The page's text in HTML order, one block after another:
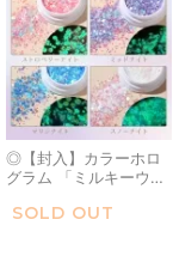
◎【封入】カラーホロ
グラム 「ミルキーウェ
入 ネイルパーツ 偏光
SOLD OUT